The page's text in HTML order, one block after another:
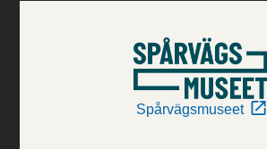
Spårvägsmuseet